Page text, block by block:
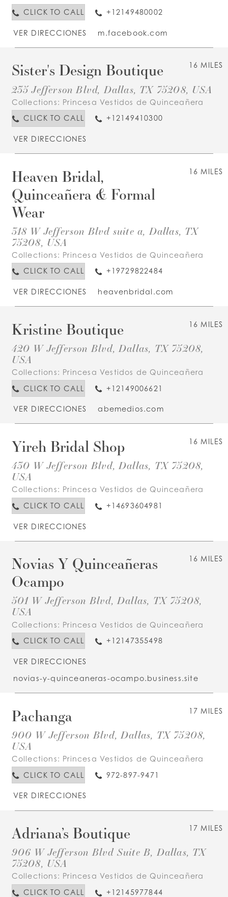
CLICK TO CALL
+12149480002
VER DIRECCIONES m.facebook.com
16 MILES
Sister's Design Boutique
235 Jefferson Blvd, Dallas, TX 75208, USA
Collections: Princesa Vestidos de Quinceañera
CLICK TO CALL
+12149410300
VER DIRECCIONES
16 MILES
Heaven Bridal,
Quinceañera & Formal
Wear
318 W Jefferson Blvd suite a, Dallas, TX
75208, USA
Collections: Princesa Vestidos de Quinceañera
CLICK TO CALL
+19729822484
VER DIRECCIONES heavenbridal.com
16 MILES
Kristine Boutique
420 W Jefferson Blvd, Dallas, TX 75208,
USA
Collections: Princesa Vestidos de Quinceañera
CLICK TO CALL
+12149006621
VER DIRECCIONES abemedios.com
16 MILES
Yireh Bridal Shop
430 W Jefferson Blvd, Dallas, TX 75208,
USA
Collections: Princesa Vestidos de Quinceañera
CLICK TO CALL
+14693604981
VER DIRECCIONES
16 MILES
Novias Y Quinceañeras
Ocampo
501 W Jefferson Blvd, Dallas, TX 75208,
USA
Collections: Princesa Vestidos de Quinceañera
CLICK TO CALL
+12147355498
VER DIRECCIONES
novias-y-quinceaneras-ocampo.business.site
17 MILES
Pachanga
900 W Jefferson Blvd, Dallas, TX 75208,
USA
Collections: Princesa Vestidos de Quinceañera
CLICK TO CALL
972-897-9471
VER DIRECCIONES
17 MILES
Adriana’s Boutique
906 W Jefferson Blvd Suite B, Dallas, TX
75208, USA
Collections: Princesa Vestidos de Quinceañera
CLICK TO CALL
+12145977844